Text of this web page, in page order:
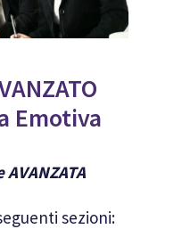
Emotiva
sezioni: